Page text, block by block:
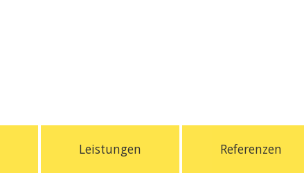
Leistungen Referenzen